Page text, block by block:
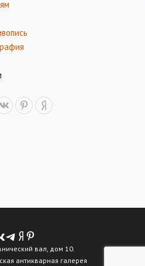
вал, дом 10.
антикварная галерея